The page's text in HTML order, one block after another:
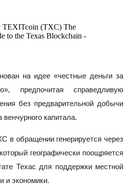
прибыли и комиссиями
включая торговую
на идее «честные деньги за
предпочитая справедливую
без предварительной добычи
капитала.
в обращении генерируется через
географически поощряется
Техас для поддержки местной
и экономики.